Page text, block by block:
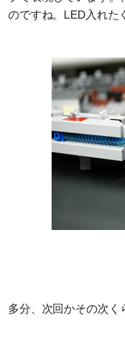
のですね。LED入れた
多分、次回かその次く